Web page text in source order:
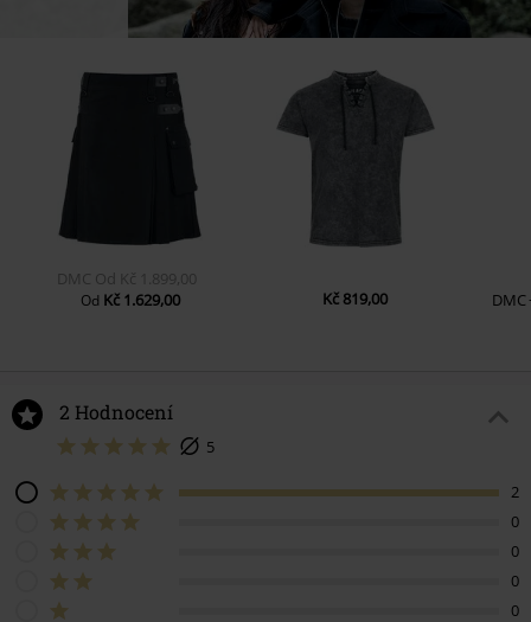
DMC Od Kč 1.899,00
Od Kč 1.629,00 Kč 819,00 DMC
2 Hodnocení
5
2
0
0
0
0